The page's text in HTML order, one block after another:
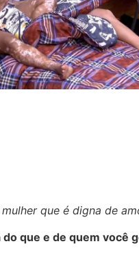
que é digna de
que e de quem você